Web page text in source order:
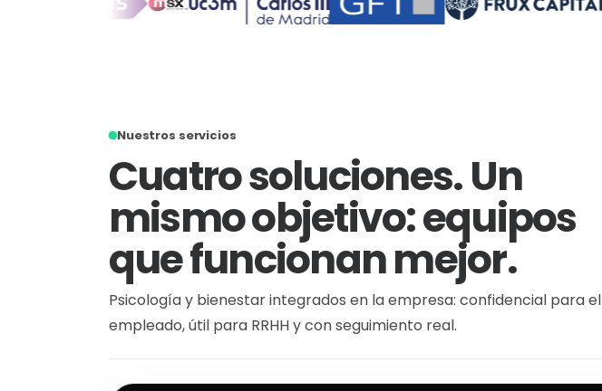
Nuestros servicios
Cuatro soluciones. Un
mismo objetivo: equipos
que funcionan mejor.
Psicología y bienestar integrados en la empresa: confidencial para el
empleado, útil para RRHH y con seguimiento real.